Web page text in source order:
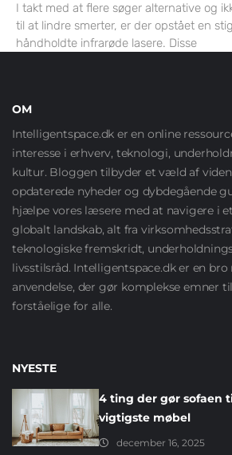
I takt med at flere søger alternative og
til at lindre smerter, er der opstået en
håndholdte infrarøde lasere. Disse
OM
Intelligentspace.dk er en online
interesse i erhverv, teknologi,
kultur. Bloggen tilbyder et væld af
opdaterede nyheder og dybdegående
hjælpe vores læsere med at navigere i
globalt landskab, alt fra
teknologiske fremskridt,
livsstilsråd. Intelligentspace.dk er en
anvendelse, der gør komplekse emner
forståelige for alle.
NYESTE
4 ting der gør sofaen
vigtigste møbel
december 16, 2025